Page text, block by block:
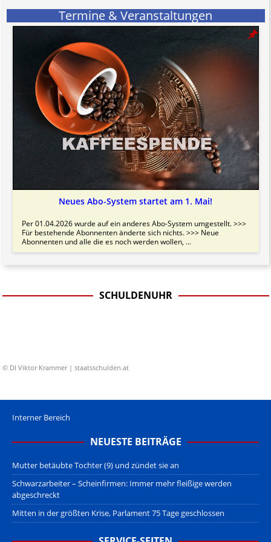
Termine & Veranstaltungen
Neues Abo-System startet am 1. Mai!
Per 01.04.2026 wurde auf ein anderes Abo-System umgestellt. >>>
Für bestehende Abonnenten änderte sich nichts. >>> Neue
Abonnenten und alle die es noch werden wollen, ...
SCHULDENUHR
© DI Viktor Krammer | staatsschulden.at
Interner Bereich
NEUESTE BEITRÄGE
Mutter betäubte Tochter (9) und zündet sie an
Schwarzarbeiter – Scheinfirmen: Immer mehr fleißige werden
abgeschreckt
Mitten in der größten Krise, Parlament 75 Tage geschlossen